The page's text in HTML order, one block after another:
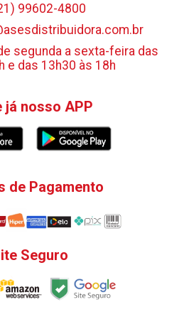
99602-4800
segunda a sexta-feira das
e das 13h30 às 18h
já nosso APP
de Pagamento
Seguro